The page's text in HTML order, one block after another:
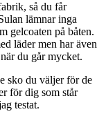
så du får
lämnar inga
gelcoaten på båten.
läder men har även
du går mycket.
sko du väljer för de
för dig som står
testat.